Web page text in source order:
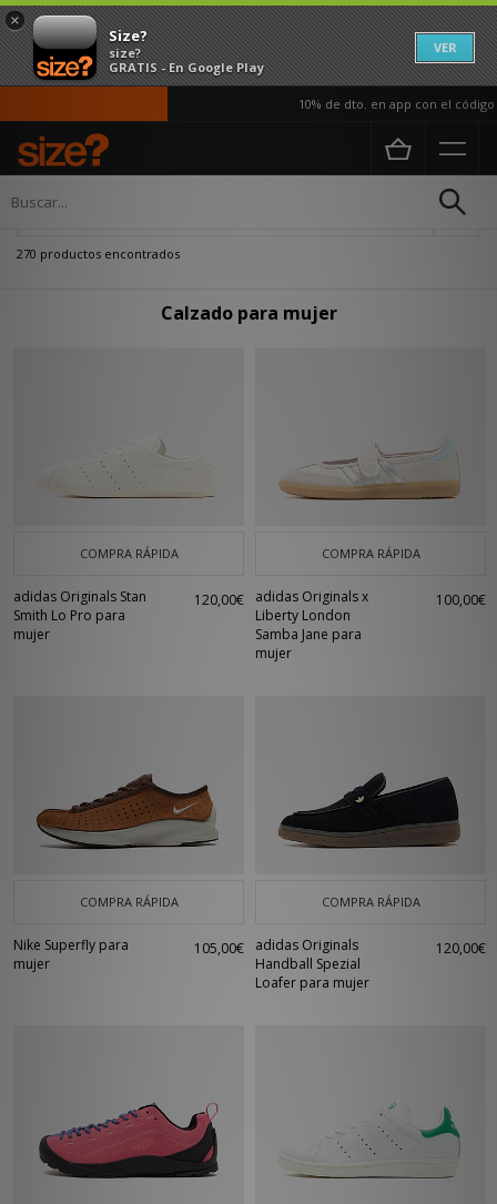
×
Size?
size?
GRATIS - En Google Play
VER
10% de dto. en app con el código APP10
Página principal
270 productos encontrados
Calzado para mujer
COMPRA RÁPIDA
adidas Originals Stan
Smith Lo Pro para
mujer
120,00€
COMPRA RÁPIDA
adidas Originals x
Liberty London
Samba Jane para
mujer
100,00€
COMPRA RÁPIDA
Nike Superfly para
mujer
105,00€
COMPRA RÁPIDA
adidas Originals
Handball Spezial
Loafer para mujer
120,00€